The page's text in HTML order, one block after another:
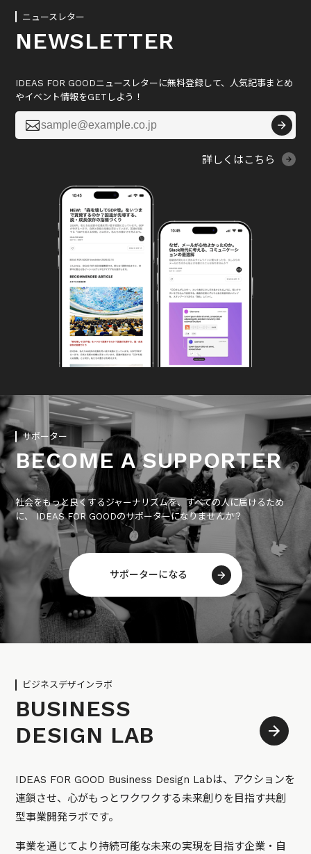
ニュースレター
NEWSLETTER
IDEAS FOR GOODニュースレターに無料登録して、人気記事まとめ
やイベント情報をGETしよう！

詳しくはこちら
サポーター
BECOME A SUPPORTER
社会をもっと良くするジャーナリズムを、すべての人に届けるため
に、 IDEAS FOR GOODのサポーターになりませんか？
サポーターになる
ビジネスデザインラボ
BUSINESS
DESIGN LAB
IDEAS FOR GOOD Business Design Labは、アクションを
連鎖させ、心がもっとワクワクする未来創りを目指す共創
型事業開発ラボです。
事業を通じてより持続可能な未来の実現を目指す企業・自